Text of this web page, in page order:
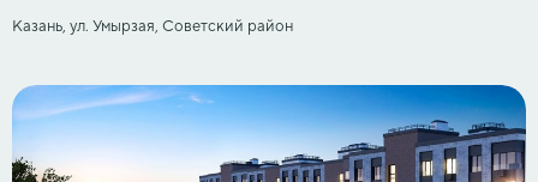
Казань, ул. Умырзая, Советский район